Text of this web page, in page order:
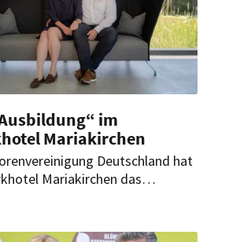
im
Mariakirchen
Deutschland hat
Mariakirchen das
DEKRA Assurance GmbH